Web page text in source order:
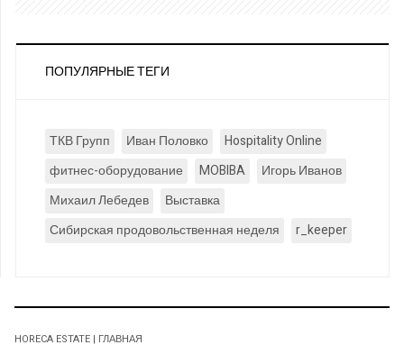
ПОПУЛЯРНЫЕ ТЕГИ
ТКВ Групп Иван Половко
Hospitality Online
фитнес-оборудование
MOBIBA
Игорь Иванов
Михаил Лебедев
Выставка
Сибирская продовольственная неделя
r_keeper
HORECA ESTATE | ГЛАВНАЯ